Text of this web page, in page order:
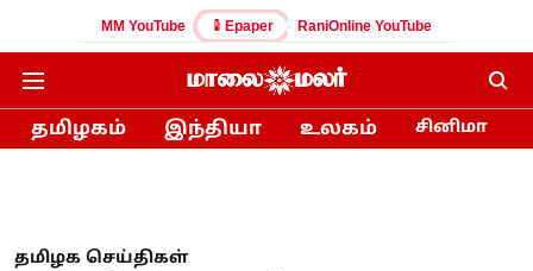
MM YouTube Epaper RaniOnline YouTube
தமிழகம் இந்தியா உலகம் சினிமா
தமிழக செய்திகள்